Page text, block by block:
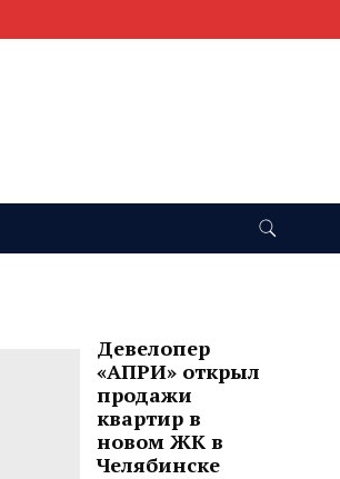
Девелопер
«АПРИ» открыл
продажи
квартир в
новом ЖК в
Челябинске